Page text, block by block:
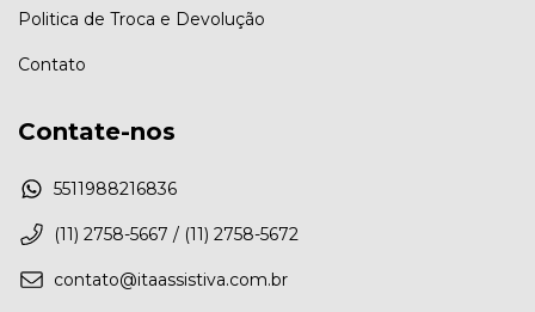
Politica de Troca e Devolução
Contato
Contate-nos
5511988216836
(11) 2758-5667 / (11) 2758-5672
contato@itaassistiva.com.br